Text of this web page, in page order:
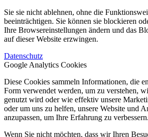
Sie sie nicht ablehnen, ohne die
beeinträchtigen. Sie können sie blockieren
Ihre Browsereinstellungen ändern und das
auf dieser Website erzwingen.
Datenschutz
Google Analytics Cookies
Diese Cookies sammeln Informationen, die
Form verwendet werden, um zu verstehen,
genutzt wird oder wie effektiv unsere
oder um uns zu helfen, unsere Website und
anzupassen, um Ihre Erfahrung zu verbessern.
Wenn Sie nicht möchten, dass wir Ihren